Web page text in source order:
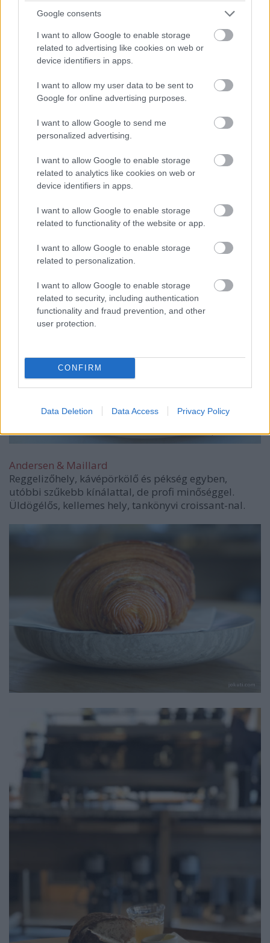
Google consents
I want to allow Google to enable storage
related to advertising like cookies on web or
device identifiers in apps.
I want to allow my user data to be sent to
Google for online advertising purposes.
I want to allow Google to send me
personalized advertising.
I want to allow Google to enable storage
related to analytics like cookies on web or
device identifiers in apps.
I want to allow Google to enable storage
related to functionality of the website or app.
I want to allow Google to enable storage
related to personalization.
I want to allow Google to enable storage
related to security, including authentication
functionality and fraud prevention, and other
user protection.
CONFIRM
Data Deletion Data Access Privacy Policy
Andersen & Maillard
Reggelizőhely, kávépörkölő és pékség egyben,
utóbbi szűkebb kínálattal, de profi minőséggel.
Üldögélős, kellemes hely, tankönyvi croissant-nal.